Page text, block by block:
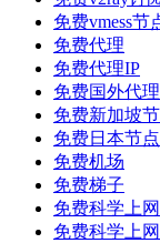
免费vmess节
免费代理
免费代理IP
免费国外代理
免费新加坡
免费日本节点
免费机场
免费梯子
免费科学上网
免费科学上